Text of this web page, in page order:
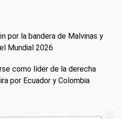
por la bandera de Malvinas y
Mundial 2026
como líder de la derecha
por Ecuador y Colombia